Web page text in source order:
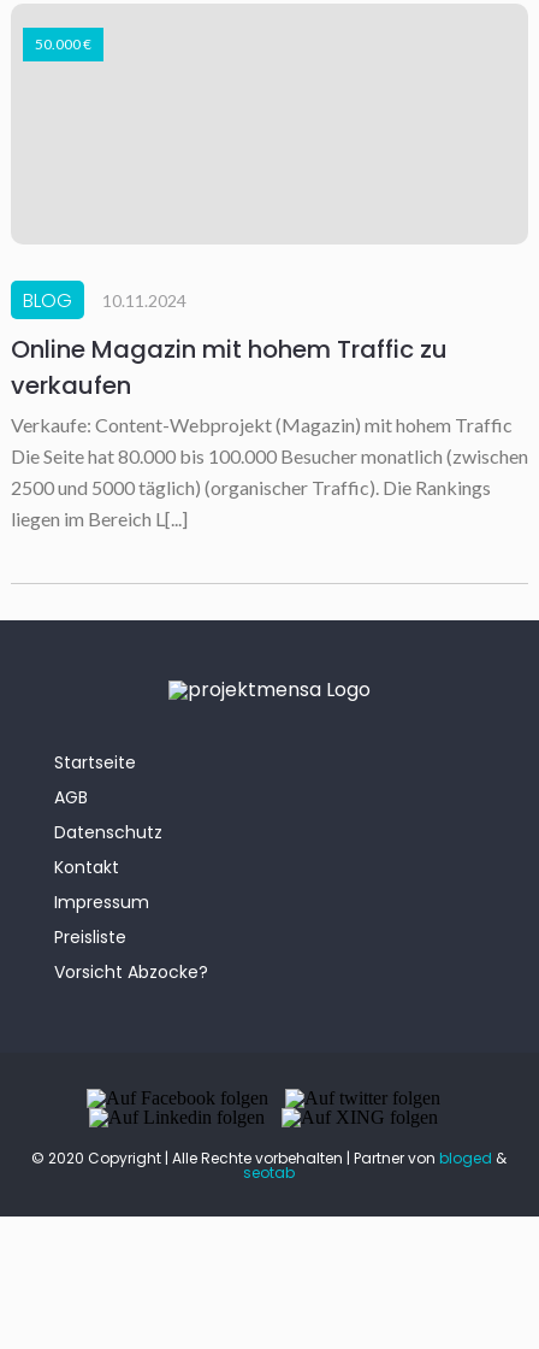
50.000 €
BLOG 10.11.2024
Online Magazin mit hohem Traffic zu
verkaufen
Verkaufe: Content-Webprojekt (Magazin) mit hohem Traffic
Die Seite hat 80.000 bis 100.000 Besucher monatlich (zwischen
2500 und 5000 täglich) (organischer Traffic). Die Rankings
liegen im Bereich L[...]
Startseite
AGB
Datenschutz
Kontakt
Impressum
Preisliste
Vorsicht Abzocke?
© 2020 Copyright | Alle Rechte vorbehalten | Partner von bloged &
seotab